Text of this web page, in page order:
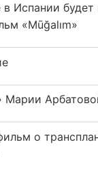
Испании будет
«Mūğalım»
Марии
о